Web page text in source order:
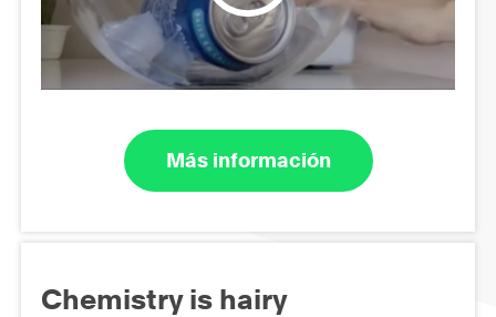
Más información
Chemistry is hairy